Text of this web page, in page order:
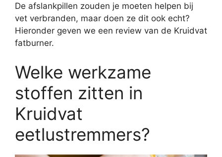
De afslankpillen zouden je moeten helpen bij
vet verbranden, maar doen ze dit ook echt?
Hieronder geven we een review van de Kruidvat
fatburner.
Welke werkzame
stoffen zitten in
Kruidvat
eetlustremmers?